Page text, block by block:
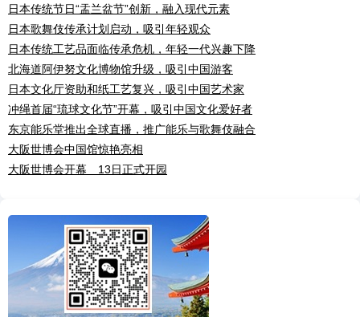
日本传统节日“盂兰盆节”创新，融入现代元素
日本歌舞伎传承计划启动，吸引年轻观众
日本传统工艺品面临传承危机，年轻一代兴趣下降
北海道阿伊努文化博物馆升级，吸引中国游客
日本文化厅资助和纸工艺复兴，吸引中国艺术家
冲绳首届“琉球文化节”开幕，吸引中国文化爱好者
东京能乐堂推出全球直播，推广能乐与歌舞伎融合
大阪世博会中国馆惊艳亮相
大阪世博会开幕 13日正式开园